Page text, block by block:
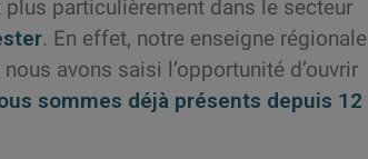
plus particulièrement dans le secteur
. En effet, notre enseigne régionale
avons saisi l’opportunité d’ouvrir
sommes déjà présents depuis 12